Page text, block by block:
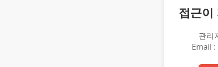
접근이
관리
Email